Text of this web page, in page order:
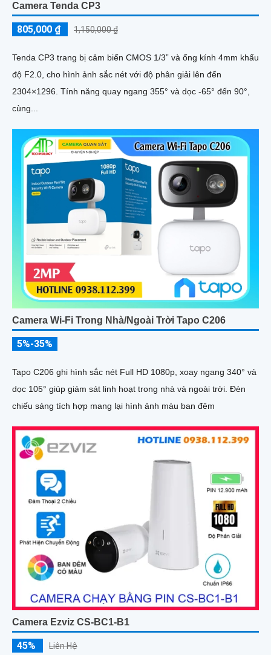
Camera Tenda CP3
805,000 ₫ 1,150,000 ₫
Tenda CP3 trang bị cảm biến CMOS 1/3” và ống kính 4mm khẩu
độ F2.0, cho hình ảnh sắc nét với độ phân giải lên đến
2304×1296. Tính năng quay ngang 355° và dọc -65° đến 90°,
cùng...
Camera Wi-Fi Trong Nhà/Ngoài Trời Tapo C206
5%-35%
Tapo C206 ghi hình sắc nét Full HD 1080p, xoay ngang 340° và
dọc 105° giúp giám sát linh hoạt trong nhà và ngoài trời. Đèn
chiếu sáng tích hợp mang lại hình ảnh màu ban đêm
Camera Ezviz CS-BC1-B1
45% Liên Hệ